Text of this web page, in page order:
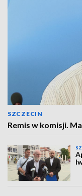
SZCZECIN
Remis w komisji.